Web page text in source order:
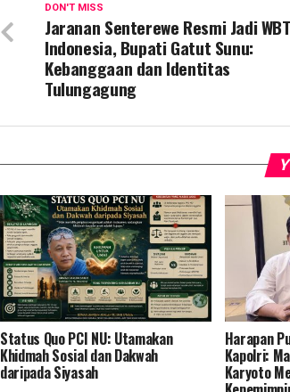
DON'T MISS
Jaranan Senterewe Resmi Jadi
Indonesia, Bupati Gatut Sunu:
Kebanggaan dan Identitas
Tulungagung
Status Quo PCI NU: Utamakan
Khidmah Sosial dan Dakwah
daripada Siyasah
Harapan
Kapolri:
Karyoto